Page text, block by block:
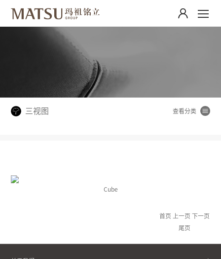
三视图
Cube
首页 上一页 下一页
尾页